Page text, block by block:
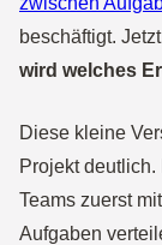
beschäftigt.
wird welches
Diese kleine
Projekt
Teams zuerst
Aufgaben